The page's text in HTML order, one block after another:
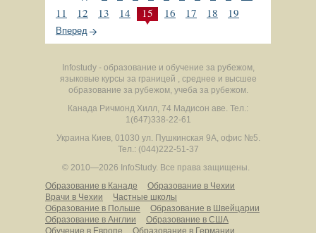
11
12 13 14 15 16 17 18 19
Вперед
Infostudy - образование и обучение за рубежом,
языковые курсы за границей , среднее и высшее
образование за рубежом, учеба за рубежом.
Канада Ричмонд Хилл, 74 Мадисон аве. Тел.:
1(647)338-22-61
Украина Киев, 01030 ул. Пушкинская 9А, офис №5.
Тел.: (044)222-51-37
© 2010—2026 InfoStudy. Все права защищены.
Образование в Канаде
Образование в Чехии
Врачи в Чехии
Частные школы
Образование в Польше
Образование в Швейцарии
Образование в Англии
Образование в США
Обучение в Европе
Образование в Германии